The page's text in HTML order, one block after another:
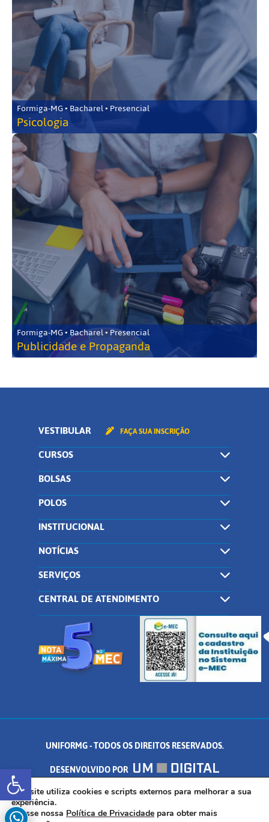
Abrir a barra de ferramentas
Formiga-MG • Bacharel • Presencial
Psicologia
Formiga-MG • Bacharel • Presencial
Publicidade e Propaganda
VESTIBULAR FAÇA SUA INSCRIÇÃO
CURSOS
BOLSAS
POLOS
INSTITUCIONAL
NOTÍCIAS
SERVIÇOS
CENTRAL DE ATENDIMENTO
UNIFORMG - TODOS OS DIREITOS RESERVADOS.
DESENVOLVIDO POR
AV. DR. ARNALDO DE SENNA, 328 - PALMEIRAS, FORMIGA/MG - CEP:
35.574.530
Este site utiliza cookies e scripts externos para melhorar a sua
experiência.
Acesse nossa Política de Privacidade para obter mais